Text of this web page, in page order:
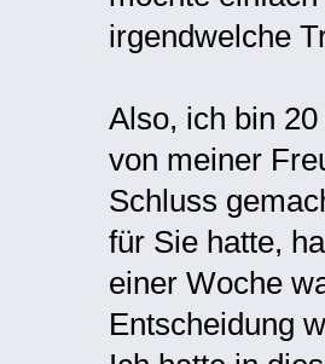
irgendwelche
Also, ich bin
von meiner
Schluss
für Sie hatte,
einer Woche
Entscheidung